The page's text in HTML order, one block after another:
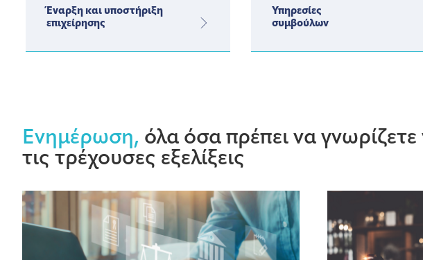
Έναρξη και υποστήριξη
επιχείρησης
Υπηρεσίες
συμβούλων
Ενημέρωση, όλα όσα πρέπει να γνωρίζετε
τις τρέχουσες εξελίξεις